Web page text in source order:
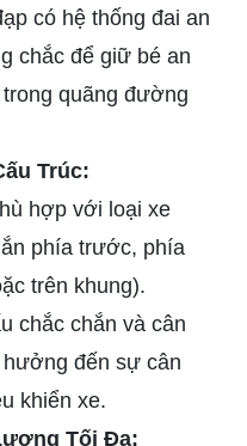
có hệ thống đai an
chắc để giữ bé an
quãng đường
Trúc:
hợp với loại xe
phía trước, phía
trên khung).
chắc chắn và cân
đến sự cân
khiển xe.
Tối Đa: